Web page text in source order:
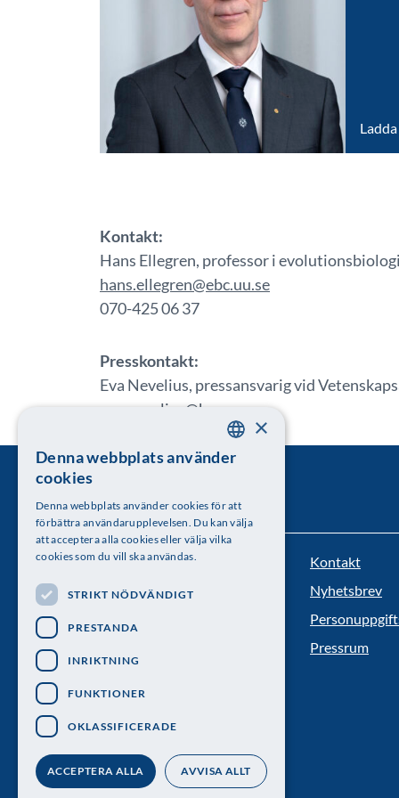
Kontakt:
Hans Ellegren, professor i
hans.ellegren@ebc.uu.se
070-425 06 37
Presskontakt:
Eva Nevelius, pressansvarig vid
eva.nevelius@kva.se
Kungl. Vetenskapsakademien
Besöksadress: Lilla Frescativägen 4A
Telefon: 08-673 95 00
Kontakt
Nyhetsbrev
Pressrum
SWEDISH
×
Denna webbplats använder
cookies
Denna webbplats använder cookies för att
förbättra användarupplevelsen. Du kan välja
att acceptera alla cookies eller välja vilka
cookies som du vill ska användas.
STRIKT NÖDVÄNDIGT
PRESTANDA
INRIKTNING
FUNKTIONER
OKLASSIFICERADE
ACCEPTERA ALLA AVVISA ALLT